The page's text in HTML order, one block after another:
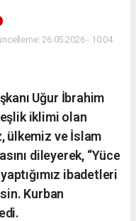
26.05.2026 - 10:04
Uğur İbrahim
iklimi olan
ülkemiz ve İslam
dileyerek, “Yüce
ibadetleri
Kurban